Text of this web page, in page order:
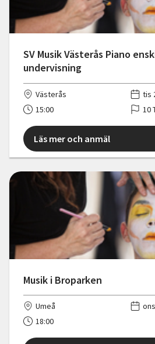
SV Musik Västerås Piano
undervisning
Västerås
tis
15:00
10
Läs mer och anmäl
Musik i Broparken
Umeå
18:00